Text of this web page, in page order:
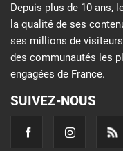
Depuis plus de 10 ans,
la qualité de ses
ses millions de
des communautés les
engagées de France.
SUIVEZ-NOUS